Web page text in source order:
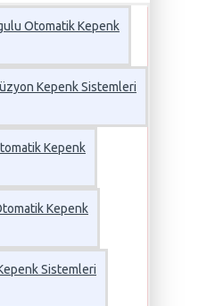
Otomatik Kepenk
Kepenk Sistemleri
Kepenk
Kepenk
Sistemleri